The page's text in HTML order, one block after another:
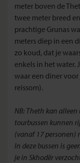
meter boven de
twee meter breed
prachtige Grunas
meters diep in een
zo koud, dat je
enkels in het water.
waar een diner
reissom).
NB: Theth kan
tourbussen kunnen
(vanaf 17 personen)
In deze bussen is
je in Skhodër